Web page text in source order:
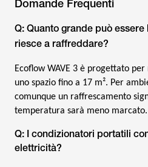
Domande Frequenti
Q: Quanto grande può essere
riesce a raffreddare?
Ecoflow WAVE 3 è progettato
uno spazio fino a 17 m². Per
comunque un raffrescamento
temperatura sarà meno marcato.
Q: I condizionatori portatili
elettricità?